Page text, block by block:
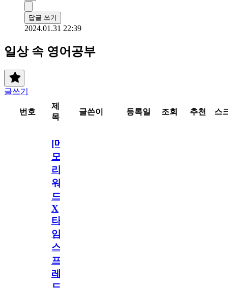
답글 쓰기
2024.01.31 22:39
일상 속 영어공부
글쓰기
번호
제
목
글쓴이 등록일 조회 추천 스
[메
모
리
워
드
X
타
임
스
프
레
드]